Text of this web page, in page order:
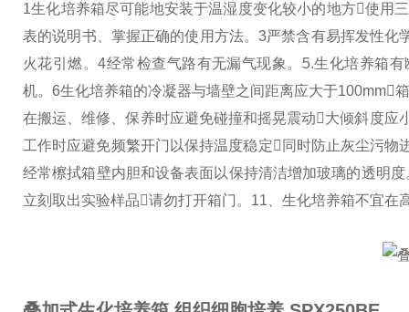
1生化培养箱尽可能地安装于温湿度变化较小的地方使用
表的说明书、掌握正确的使用方法。 3严禁含有易挥发性化
火花引燃。4经常检查气路有无漏气现象。 5.生化培养箱
机。6生化培养箱的冷凝器与墙壁之间距离应大于100mm
在搬运、维修、保养时应避免碰撞和摇晃震动大倾斜度应
工作时应避免频繁开门以保持温度稳定同时防止灰尘污物
经常檫拭箱壁内胆和设备表面以保持清洁增加玻璃的透明
立刻取出实验样品请勿打开箱门。 11、生化培养箱不宜在